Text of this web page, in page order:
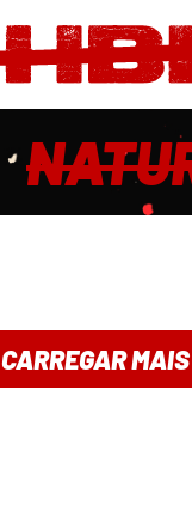
CARREGAR MAIS